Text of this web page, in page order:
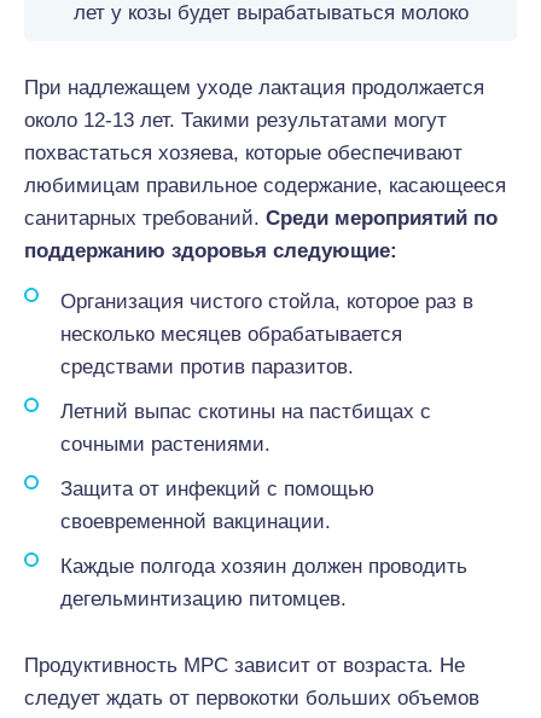
лет у козы будет вырабатываться молоко
При надлежащем уходе лактация продолжается
около 12-13 лет. Такими результатами могут
похвастаться хозяева, которые обеспечивают
любимицам правильное содержание, касающееся
санитарных требований. Среди мероприятий по
поддержанию здоровья следующие:
Организация чистого стойла, которое раз в
несколько месяцев обрабатывается
средствами против паразитов.
Летний выпас скотины на пастбищах с
сочными растениями.
Защита от инфекций с помощью
своевременной вакцинации.
Каждые полгода хозяин должен проводить
дегельминтизацию питомцев.
Продуктивность МРС зависит от возраста. Не
следует ждать от первокотки больших объемов